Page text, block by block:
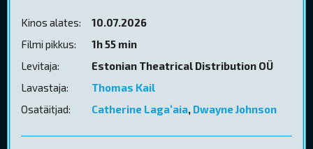
Kinos alates:
10.07.2026
Filmi pikkus:
1h 55 min
Levitaja:
Estonian Theatrical Distribution OÜ
Lavastaja:
Thomas Kail
Osatäitjad:
Catherine Lagaʻaia, Dwayne Johnson